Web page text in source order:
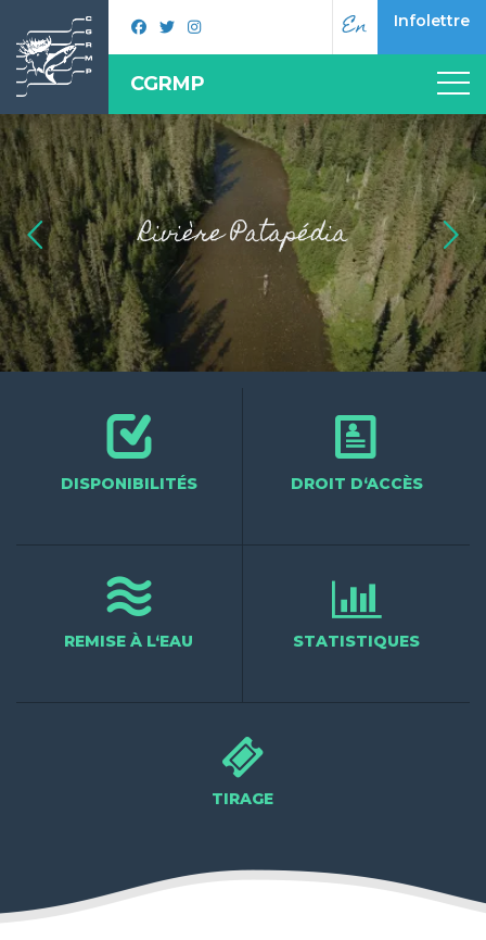
En Infolettre
CGRMP
Rivière Patapédia
DISPONIBILITÉS DROIT D‘ACCÈS
REMISE À L‘EAU

STATISTIQUES

TIRAGE